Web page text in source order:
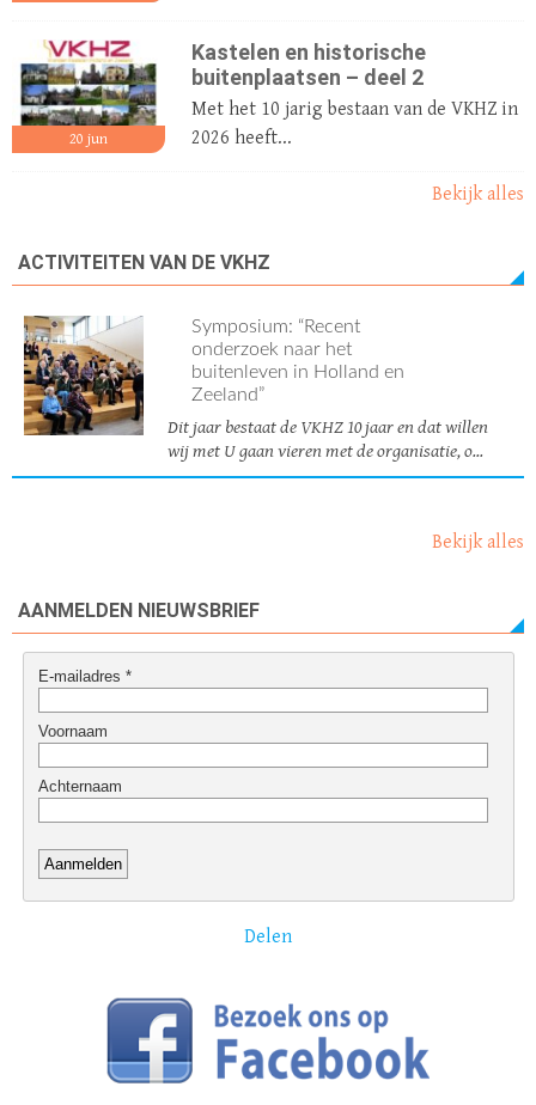
20 jun
Kastelen en historische
buitenplaatsen – deel 2
Met het 10 jarig bestaan van de VKHZ in
2026 heeft...
Bekijk alles
ACTIVITEITEN VAN DE VKHZ
Symposium: “Recent
onderzoek naar het
buitenleven in Holland en
Zeeland”
Dit jaar bestaat de VKHZ 10 jaar en dat willen
wij met U gaan vieren met de organisatie, o...
Bekijk alles
AANMELDEN NIEUWSBRIEF
Delen